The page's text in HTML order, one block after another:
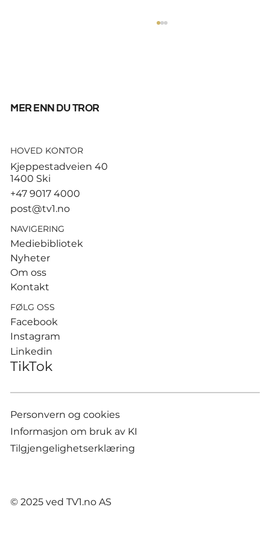
Tusenvis har dødd av varme i
dødsstatistikk
mer enn du tror
HOVED KONTOR
Kjeppestadveien 40
1400 Ski
+47 9017 4000
post@tv1.no
NAVIGERING
Mediebibliotek
Nyheter
Om oss
Kontakt
FØLG OSS
Facebook
Instagram
Linkedin
TikTok
Personvern og cookies
Informasjon om bruk av KI
Tilgjengelighetserklæring
© 2025 ved TV1.no AS